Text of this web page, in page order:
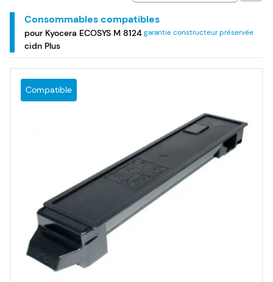
8124 cidn Plus.
Consommables compatibles
garantie constructeur préservée
pour Kyocera ECOSYS M 8124
cidn Plus
Compatible